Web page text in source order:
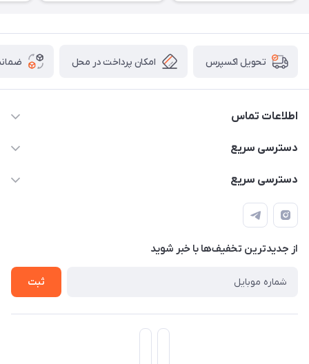
تحویل اکسپرس امکان پرداخت در محل
اطلاعات تماس
۰۹۳۵۶۰۴۰۳۶۵
سیمای ورزش
دسترسی سریع
اسکیت فلایینگ ایگل
اسکیت دخترانه
دسترسی سریع
اسکوتر برقی دخترانه
اسکیت روسز
اسکوتر
از جدید‌ترین تخفیف‌ها با‌ خبر شوید
ثبت